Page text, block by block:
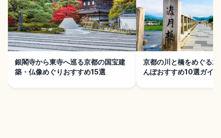
銀閣寺から東寺へ巡る京都の国宝建
築・仏像めぐりおすすめ15選
京都の川と橋をめぐる水
んぽおすすめ10選ガイド